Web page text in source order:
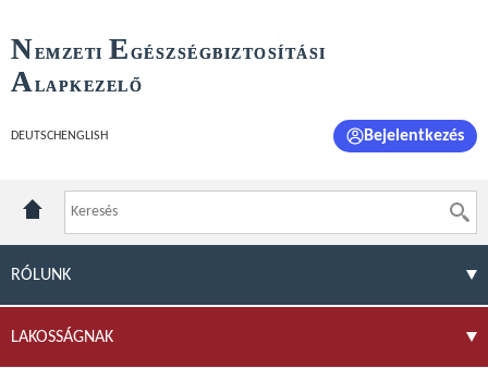
NEMZETI E GÉSZSÉGBIZTOSÍTÁSI
ALAPKEZELŐ
DEUTSCH ENGLISH Bejelentkezés
RÓLUNK
LAKOSSÁGNAK